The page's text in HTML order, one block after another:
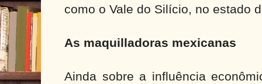
como o Vale do Silício, no estado
As maquilladoras mexicanas
Ainda sobre a influência